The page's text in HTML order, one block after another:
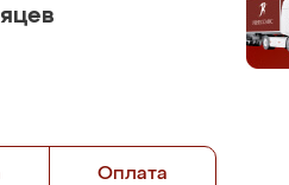
Оплата